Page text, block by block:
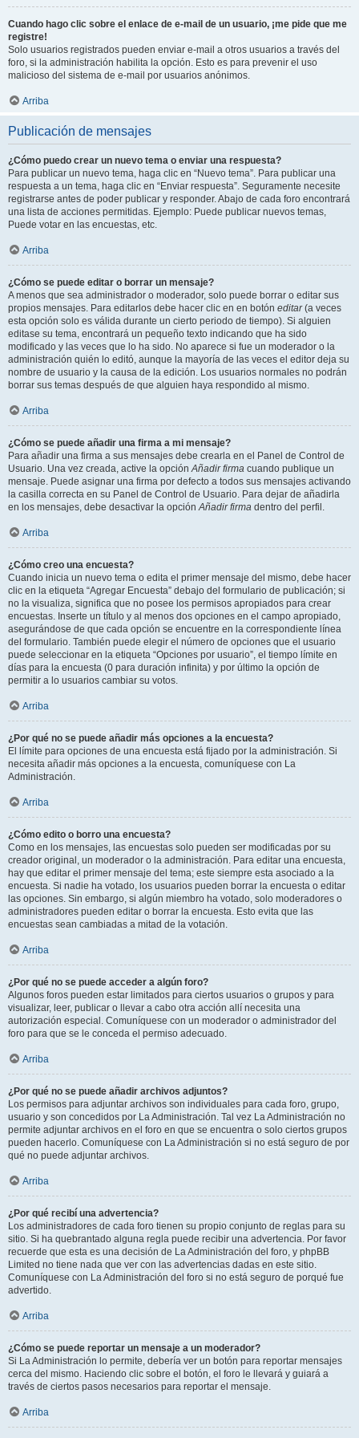
Cuando hago clic sobre el enlace de e-mail de un usuario, ¡me pide que me
registre!
Solo usuarios registrados pueden enviar e-mail a otros usuarios a través del
foro, si la administración habilita la opción. Esto es para prevenir el uso
malicioso del sistema de e-mail por usuarios anónimos.
Arriba
Publicación de mensajes
¿Cómo puedo crear un nuevo tema o enviar una respuesta?
Para publicar un nuevo tema, haga clic en “Nuevo tema”. Para publicar una
respuesta a un tema, haga clic en “Enviar respuesta”. Seguramente necesite
registrarse antes de poder publicar y responder. Abajo de cada foro encontrará
una lista de acciones permitidas. Ejemplo: Puede publicar nuevos temas,
Puede votar en las encuestas, etc.
Arriba
¿Cómo se puede editar o borrar un mensaje?
A menos que sea administrador o moderador, solo puede borrar o editar sus
propios mensajes. Para editarlos debe hacer clic en en botón editar(a veces
esta opción solo es válida durante un cierto periodo de tiempo). Si alguien
editase su tema, encontrará un pequeño texto indicando que ha sido
modificado y las veces que lo ha sido. No aparece si fue un moderador o la
administración quién lo editó, aunque la mayoría de las veces el editor deja su
nombre de usuario y la causa de la edición. Los usuarios normales no podrán
borrar sus temas después de que alguien haya respondido al mismo.
Arriba
¿Cómo se puede añadir una firma a mi mensaje?
Para añadir una firma a sus mensajes debe crearla en el Panel de Control de
Usuario. Una vez creada, active la opciónAñadir firma cuando publique un
mensaje. Puede asignar una firma por defecto a todos sus mensajes activando
la casilla correcta en su Panel de Control de Usuario. Para dejar de añadirla
en los mensajes, debe desactivar la opciónAñadir firma dentro del perfil.
Arriba
¿Cómo creo una encuesta?
Cuando inicia un nuevo tema o edita el primer mensaje del mismo, debe hacer
clic en la etiqueta “Agregar Encuesta” debajo del formulario de publicación; si
no la visualiza, significa que no posee los permisos apropiados para crear
encuestas. Inserte un título y al menos dos opciones en el campo apropiado,
asegurándose de que cada opción se encuentre en la correspondiente línea
del formulario. También puede elegir el número de opciones que el usuario
puede seleccionar en la etiqueta “Opciones por usuario”, el tiempo límite en
días para la encuesta (0 para duración infinita) y por último la opción de
permitir a lo usuarios cambiar su votos.
Arriba
¿Por qué no se puede añadir más opciones a la encuesta?
El límite para opciones de una encuesta está fijado por la administración. Si
necesita añadir más opciones a la encuesta, comuníquese con La
Administración.
Arriba
¿Cómo edito o borro una encuesta?
Como en los mensajes, las encuestas solo pueden ser modificadas por su
creador original, un moderador o la administración. Para editar una encuesta,
hay que editar el primer mensaje del tema; este siempre esta asociado a la
encuesta. Si nadie ha votado, los usuarios pueden borrar la encuesta o editar
las opciones. Sin embargo, si algún miembro ha votado, solo moderadores o
administradores pueden editar o borrar la encuesta. Esto evita que las
encuestas sean cambiadas a mitad de la votación.
Arriba
¿Por qué no se puede acceder a algún foro?
Algunos foros pueden estar limitados para ciertos usuarios o grupos y para
visualizar, leer, publicar o llevar a cabo otra acción allí necesita una
autorización especial. Comuníquese con un moderador o administrador del
foro para que se le conceda el permiso adecuado.
Arriba
¿Por qué no se puede añadir archivos adjuntos?
Los permisos para adjuntar archivos son individuales para cada foro, grupo,
usuario y son concedidos por La Administración. Tal vez La Administración no
permite adjuntar archivos en el foro en que se encuentra o solo ciertos grupos
pueden hacerlo. Comuníquese con La Administración si no está seguro de por
qué no puede adjuntar archivos.
Arriba
¿Por qué recibí una advertencia?
Los administradores de cada foro tienen su propio conjunto de reglas para su
sitio. Si ha quebrantado alguna regla puede recibir una advertencia. Por favor
recuerde que esta es una decisión de La Administración del foro, y phpBB
Limited no tiene nada que ver con las advertencias dadas en este sitio.
Comuníquese con La Administración del foro si no está seguro de porqué fue
advertido.
Arriba
¿Cómo se puede reportar un mensaje a un moderador?
Si La Administración lo permite, debería ver un botón para reportar mensajes
cerca del mismo. Haciendo clic sobre el botón, el foro le llevará y guiará a
través de ciertos pasos necesarios para reportar el mensaje.
Arriba